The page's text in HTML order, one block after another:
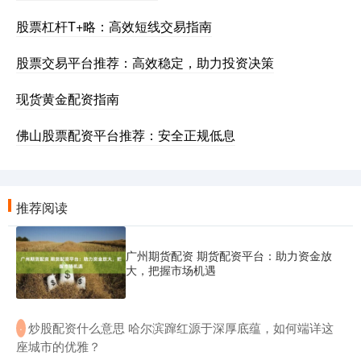
股票杠杆T+略：高效短线交易指南
股票交易平台推荐：高效稳定，助力投资决策
现货黄金配资指南
佛山股票配资平台推荐：安全正规低息
推荐阅读
广州期货配资 期货配资平台：助力资金放
大，把握市场机遇
· ​炒股配资什么意思 哈尔滨蹿红源于深厚底蕴，如何端详这
座城市的优雅？